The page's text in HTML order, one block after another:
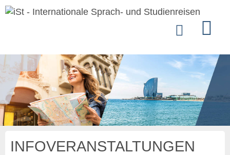
INFOVERANSTALTUNGEN